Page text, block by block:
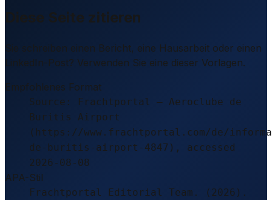
Diese Seite zitieren
Sie schreiben einen Bericht, eine Hausarbeit oder einen
LinkedIn-Post? Verwenden Sie eine dieser Vorlagen.
Empfohlenes Format
Source: Frachtportal – Aeroclube de
Buritis Airport
(https://www.frachtportal.com/de/
de-buritis-airport-4847), accessed
2026-08-08
APA-Stil
Frachtportal Editorial Team. (2026).